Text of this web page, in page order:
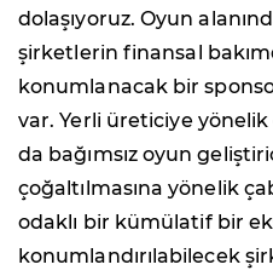
dolaşıyoruz. Oyun
şirketlerin finansal
konumlanacak bir
var. Yerli üreticiye yönelik
da bağımsız oyun
çoğaltılmasına yönelik
odaklı bir kümülatif bir
konumlandırılabilecek